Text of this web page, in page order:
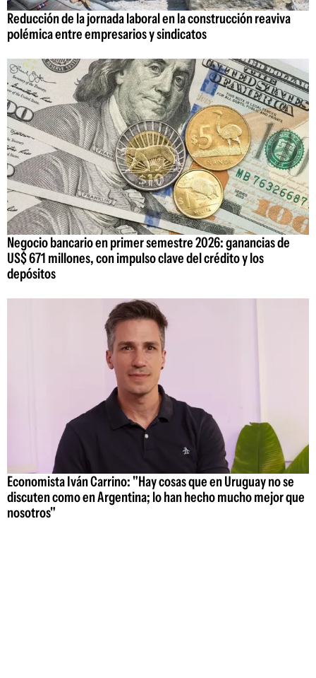
Reducción de la jornada laboral en la construcción reaviva
polémica entre empresarios y sindicatos
Negocio bancario en primer semestre 2026: ganancias de
US$ 671 millones, con impulso clave del crédito y los
depósitos
Economista Iván Carrino: "Hay cosas que en Uruguay no se
discuten como en Argentina; lo han hecho mucho mejor que
nosotros"